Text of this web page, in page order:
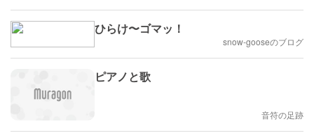
ひらけ〜ゴマッ！
snow-gooseのブログ
ピアノと歌
音符の足跡